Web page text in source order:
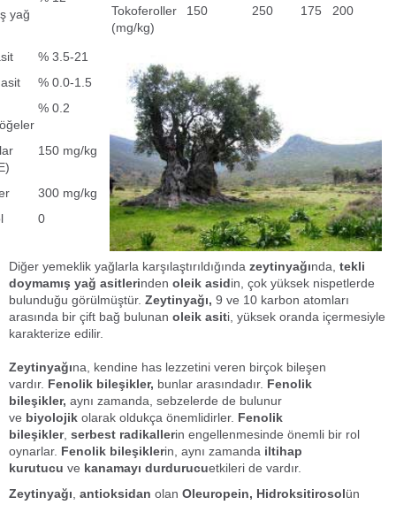
yağ
% 3.5-21
% 0.0-1.5
% 0.2
150 mg/kg
300 mg/kg
0
Tokoferoller
(mg/kg)
150 250 175 200
Diğer yemeklik yağlarla karşılaştırıldığında zeytinyağında, tekli
doymamış yağ asitlerinden oleik asidin, çok yüksek nispetlerde
bulunduğu görülmüştür. Zeytinyağı, 9 ve 10 karbon atomları
arasında bir çift bağ bulunan oleik asiti, yüksek oranda içermesiyle
karakterize edilir.
Zeytinyağına, kendine has lezzetini veren birçok bileşen
vardır. Fenolik bileşikler, bunlar arasındadır. Fenolik
bileşikler, aynı zamanda, sebzelerde de bulunur
ve biyolojik olarak oldukça önemlidirler. Fenolik
bileşikler, serbest radikallerin engellenmesinde önemli bir rol
oynarlar. Fenolik bileşiklerin, aynı zamanda iltihap
kurutucu ve kanamayı durdurucuetkileri de vardır.
Zeytinyağı antioksidan olan Oleuropein, Hidroksitirosolün